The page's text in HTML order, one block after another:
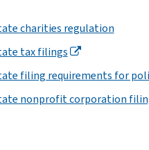
charities regulation
tax filings
filing requirements for
nonprofit corporation